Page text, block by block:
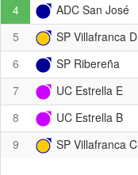
4
ADC San José
5
SP Villafranca D
6
SP Ribereña
7
UC Estrella E
8
UC Estrella B
9
SP Villafranca C